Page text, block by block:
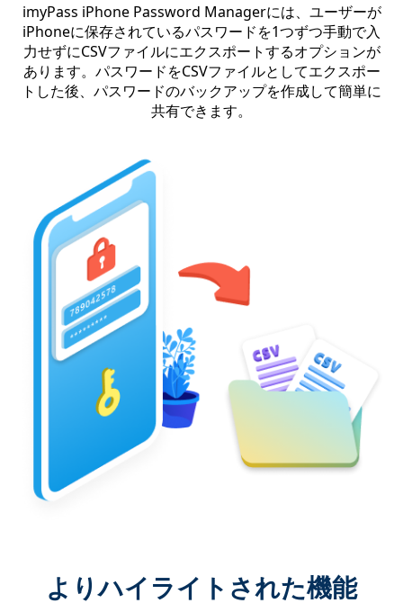
imyPass iPhone Password Managerには、ユーザーが
iPhoneに保存されているパスワードを1つずつ手動で入
力せずにCSVファイルにエクスポートするオプションが
あります。パスワードをCSVファイルとしてエクスポー
トした後、パスワードのバックアップを作成して簡単に
共有できます。
よりハイライトされた機能